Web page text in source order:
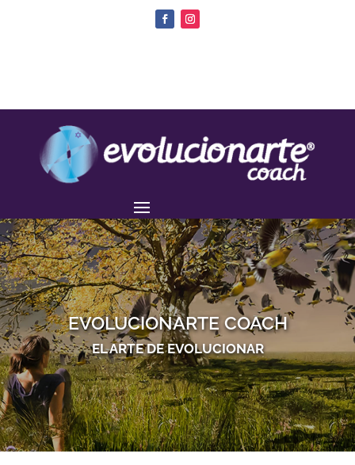
EVOLUCIONARTE COACH
EL ARTE DE EVOLUCIONAR